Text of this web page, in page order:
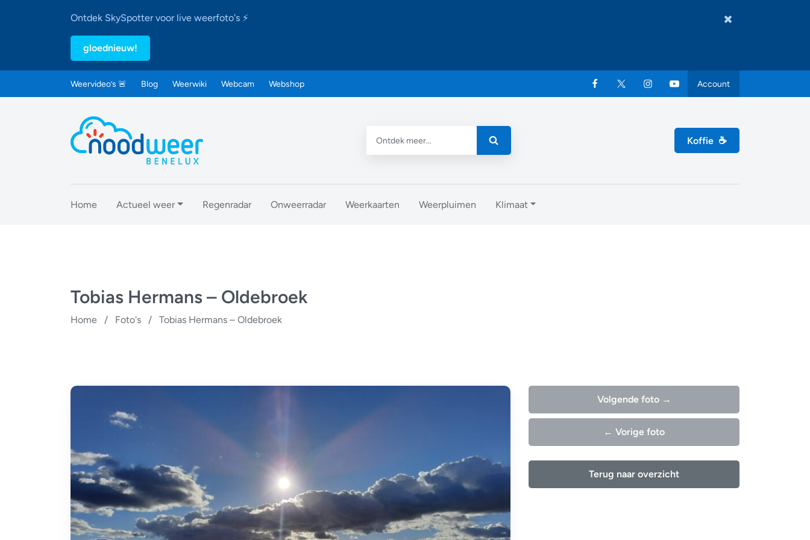
Ontdek SkySpotter voor live weerfoto's ⚡
gloednieuw!
Weervideo’s 🚨 Blog Weerwiki Webcam Webshop Account
Koffie ☕
Home Actueel weer Regenradar Onweerradar Weerkaarten Weerpluimen Klimaat
Tobias Hermans – Oldebroek
Home / Foto's / Tobias Hermans – Oldebroek
Volgende foto →
← Vorige foto
Terug naar overzicht